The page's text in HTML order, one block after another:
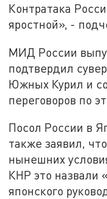
Контратака
яростной», -
МИД России
подтвердил
Южных Курил и
переговоров по
Посол России в
также заявил,
нынешних
КНР это назвали
японского